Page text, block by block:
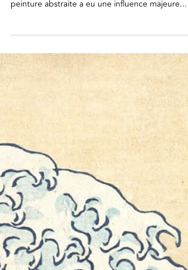
Piet Mondrian est l'un des artistes les plus
peinture abstraite a eu une influence majeure...